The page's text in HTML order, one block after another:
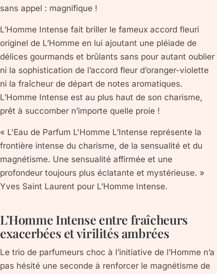
sans appel : magnifique !
L’Homme Intense fait briller le fameux accord fleuri
originel de L’Homme en lui ajoutant une pléiade de
délices gourmands et brûlants sans pour autant oublier
ni la sophistication de l’accord fleur d’oranger-violette
ni la fraîcheur de départ de notes aromatiques.
L’Homme Intense est au plus haut de son charisme,
prêt à succomber n’importe quelle proie !
« L'Eau de Parfum L'Homme L’Intense représente la
frontière intense du charisme, de la sensualité et du
magnétisme. Une sensualité affirmée et une
profondeur toujours plus éclatante et mystérieuse. »
Yves Saint Laurent pour L’Homme Intense.
L’Homme Intense entre fraîcheurs
exacerbées et virilités ambrées
Le trio de parfumeurs choc à l’initiative de l’Homme n’a
pas hésité une seconde à renforcer le magnétisme de